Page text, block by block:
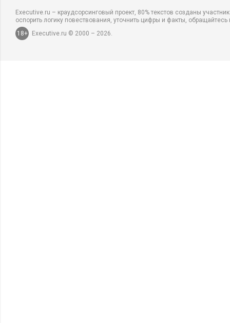
Executive.ru – краудсорсинговый проект, 80% текстов созданы
оспорить логику повествования, уточнить цифры и факты,
18+
Executive.ru © 2000 – 2026.